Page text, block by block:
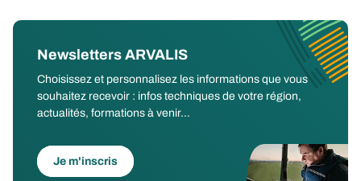
Newsletters ARVALIS
Choisissez et personnalisez les informations que vous
souhaitez recevoir : infos techniques de votre région,
actualités, formations à venir...
Je m'inscris